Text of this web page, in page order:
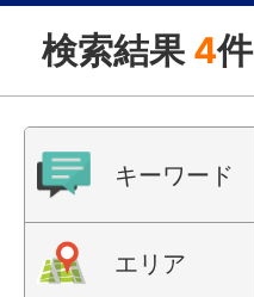
検索結果 4件
キーワード
エリア